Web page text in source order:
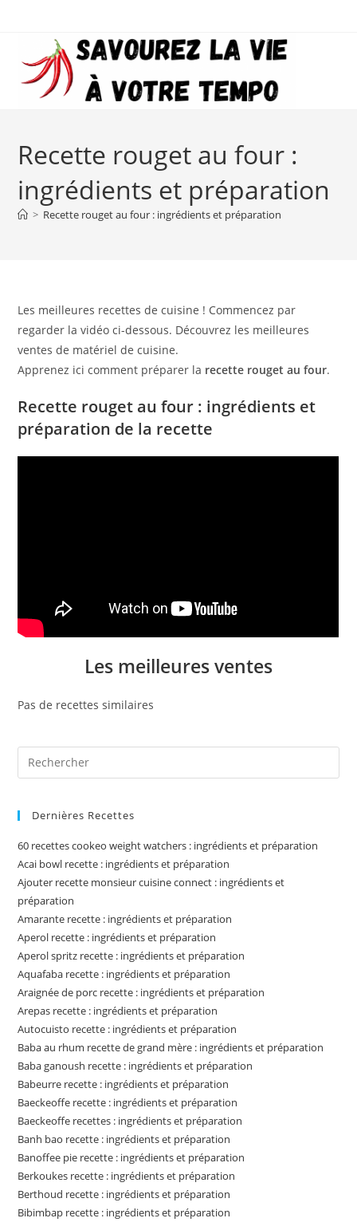
Recette rouget au four :
ingrédients et préparation
> Recette rouget au four : ingrédients et préparation
Les meilleures recettes de cuisine ! Commencez par
regarder la vidéo ci-dessous. Découvrez les meilleures
ventes de matériel de cuisine.
Apprenez ici comment préparer la recette rouget au four.
Recette rouget au four : ingrédients et
préparation de la recette
Les meilleures ventes
Pas de recettes similaires
Dernières Recettes
60 recettes cookeo weight watchers : ingrédients et préparation
Acai bowl recette : ingrédients et préparation
Ajouter recette monsieur cuisine connect : ingrédients et
préparation
Amarante recette : ingrédients et préparation
Aperol recette : ingrédients et préparation
Aperol spritz recette : ingrédients et préparation
Aquafaba recette : ingrédients et préparation
Araignée de porc recette : ingrédients et préparation
Arepas recette : ingrédients et préparation
Autocuisto recette : ingrédients et préparation
Baba au rhum recette de grand mère : ingrédients et préparation
Baba ganoush recette : ingrédients et préparation
Babeurre recette : ingrédients et préparation
Baeckeoffe recette : ingrédients et préparation
Baeckeoffe recettes : ingrédients et préparation
Banh bao recette : ingrédients et préparation
Banoffee pie recette : ingrédients et préparation
Berkoukes recette : ingrédients et préparation
Berthoud recette : ingrédients et préparation
Bibimbap recette : ingrédients et préparation